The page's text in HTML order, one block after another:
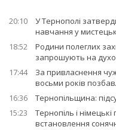
20:10
У Тернополі
навчання у
18:52
Родини полеглих
запрошують на
17:44
За привласнення
восьми років
16:36
Тернопільщина:
15:23
Тернопіль і
встановлення